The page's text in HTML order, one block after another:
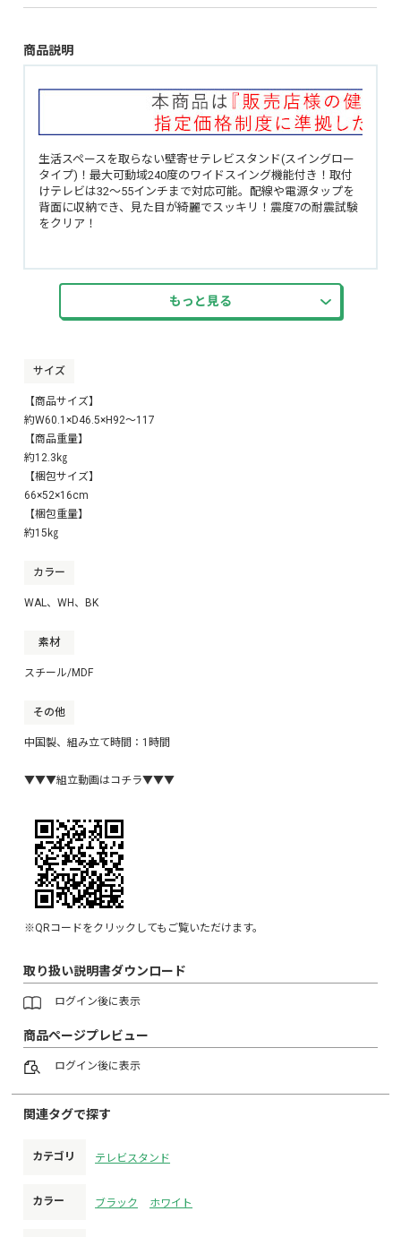
商品説明
生活スペースを取らない壁寄せテレビスタンド(スイングロー
タイプ)！最大可動域240度のワイドスイング機能付き！取付
けテレビは32～55インチまで対応可能。配線や電源タップを
背面に収納でき、見た目が綺麗でスッキリ！震度7の耐震試験
をクリア！
https://www.hometaste.co.jp/tv-compatibility-2/
ご注文前に必ずテレビ適合表をご確認いただいた上で
注文をしていただきますよう、よろしくお願いいたします。
もっと見る
サイズ
【商品サイズ】
約W60.1×D46.5×H92～117
【商品重量】
約12.3㎏
【梱包サイズ】
66×52×16cm
【梱包重量】
約15㎏
カラー
WAL、WH、BK
素材
スチール/MDF
その他
中国製、組み立て時間：1時間
▼▼▼組立動画はコチラ▼▼▼
※QRコードをクリックしてもご覧いただけます。
取り扱い説明書ダウンロード
ログイン後に表示
商品ページプレビュー
ログイン後に表示
関連タグで探す
カテゴリ テレビスタンド
カラー ブラック ホワイト